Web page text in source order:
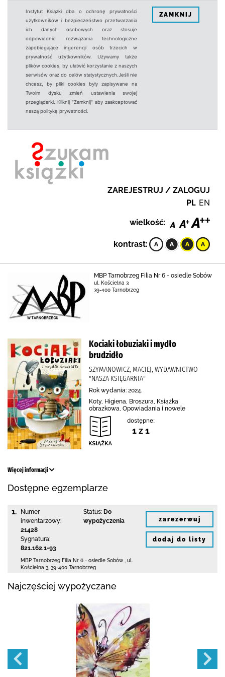
Instytut Książki dba o ochronę prywatności
użytkowników i bezpieczeństwo przetwarzania
ich danych osobowych oraz stosuje
odpowiednie rozwiązania technologiczne
zapobiegające ingerencji osób trzecich w
prywatność użytkowników. Używamy także
plików cookies, by ułatwić korzystanie z naszych
serwisów oraz do celów statystycznych.Jeśli nie
chcesz, by pliki cookies były zapisywane na
Twoim dysku zmień ustawienia swojej
przeglądarki. Kliknij "Zamknij" aby zaakceptować
naszą politykę prywatności.
ZAMKNIJ
ZAREJESTRUJ / ZALOGUJ
PL EN
wielkość:
kontrast:
MBP Tarnobrzeg Filia Nr 6 - osiedle Sobów
ul. Kościelna 3
39-400 Tarnobrzeg
Kociaki łobuziaki i mydło
brudzidło
SZYMANOWICZ, MACIEJ, WYDAWNICTWO
"NASZA KSIĘGARNIA"
Rok wydania: 2024.
Koty, Higiena, Broszura, Książka
obrazkowa, Opowiadania i nowele
dostępne:
1 z 1
Więcej informacji
Dostępne egzemplarze
1.
Numer
inwentarzowy:
21428
Sygnatura:
821.162.1-93
Status: Do
wypożyczenia
MBP Tarnobrzeg Filia Nr 6 - osiedle Sobów
ul.
Kościelna 3 39-400 Tarnobrzeg
zarezerwuj
dodaj do listy
Najczęściej wypożyczane